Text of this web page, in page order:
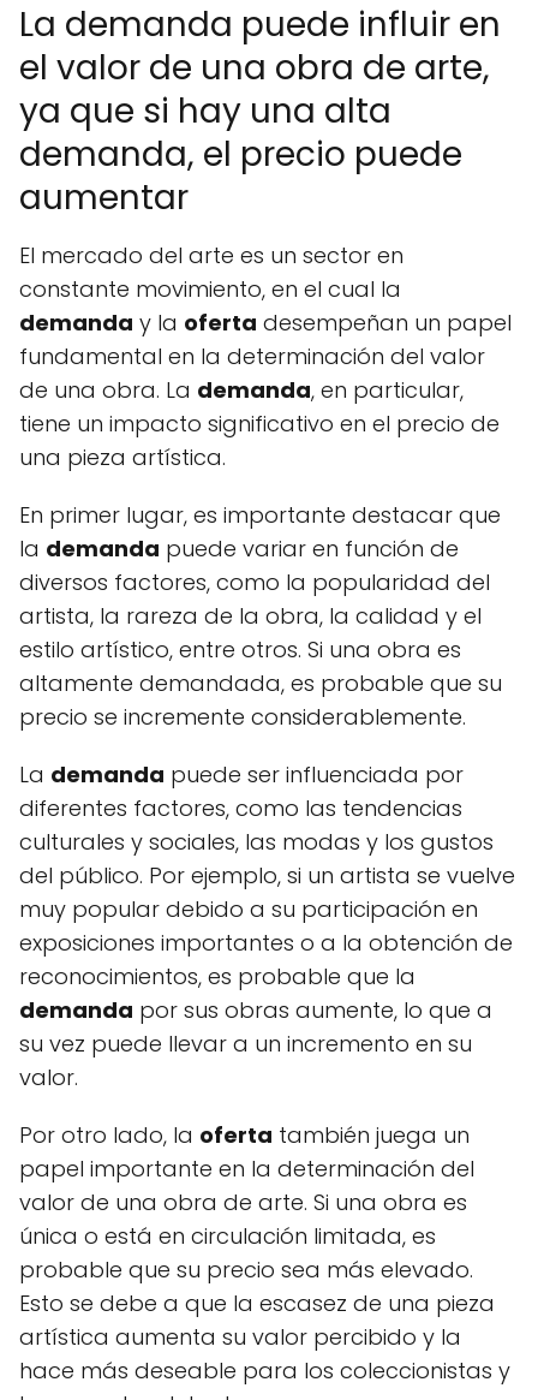
La demanda puede influir en
el valor de una obra de arte,
ya que si hay una alta
demanda, el precio puede
aumentar
El mercado del arte es un sector en
constante movimiento, en el cual la
demanda y la oferta desempeñan un papel
fundamental en la determinación del valor
de una obra. La demanda, en particular,
tiene un impacto significativo en el precio de
una pieza artística.
En primer lugar, es importante destacar que
la demanda puede variar en función de
diversos factores, como la popularidad del
artista, la rareza de la obra, la calidad y el
estilo artístico, entre otros. Si una obra es
altamente demandada, es probable que su
precio se incremente considerablemente.
La demanda puede ser influenciada por
diferentes factores, como las tendencias
culturales y sociales, las modas y los gustos
del público. Por ejemplo, si un artista se vuelve
muy popular debido a su participación en
exposiciones importantes o a la obtención de
reconocimientos, es probable que la
demanda por sus obras aumente, lo que a
su vez puede llevar a un incremento en su
valor.
Por otro lado, la oferta también juega un
papel importante en la determinación del
valor de una obra de arte. Si una obra es
única o está en circulación limitada, es
probable que su precio sea más elevado.
Esto se debe a que la escasez de una pieza
artística aumenta su valor percibido y la
hace más deseable para los coleccionistas y